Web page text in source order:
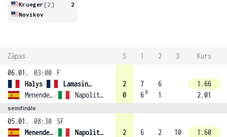
Krueger [2]
2
Novikov
Zápas S 1 2 3
Kurs
06.01.
03:00
F
Halys/
Lamasine (1)
Menendez-Maceiras / Napolitano
2
0
7
69
6
1
1.66
2.01
semifinále
05.01. 08:30
SF
Menendez-Maceiras /
Napolitano
2
6
2
10
1.60